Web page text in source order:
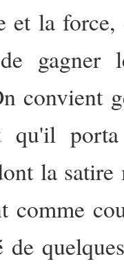
et la
gagner
convient
qu'il
la
comme
de